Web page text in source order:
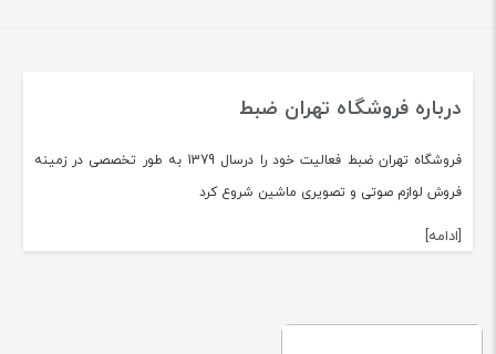
درباره فروشگاه تهران ضبط
فروشگاه تهران ضبط فعالیت خود را درسال 1379 به طور تخصصی در زمینه
فروش لوازم صوتی و تصویری ماشین شروع کرد
[ادامه]